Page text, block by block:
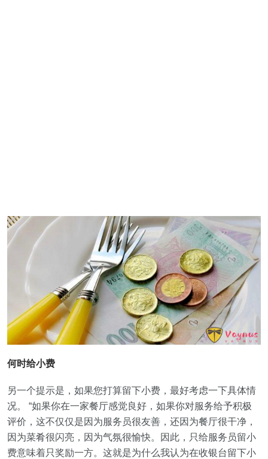
何时给小费
另一个提示是，如果您打算留下小费，最好考虑一下具体情
况。 “如果你在一家餐厅感觉良好，如果你对服务给予积极
评价，这不仅仅是因为服务员很友善，还因为餐厅很干净，
因为菜肴很闪亮，因为气氛很愉快。因此，只给服务员留小
费意味着只奖励一方。这就是为什么我认为在收银台留下小